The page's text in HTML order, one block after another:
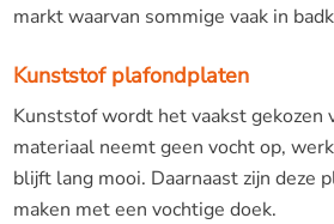
markt waarvan sommige vaak in
Kunststof plafondplaten
Kunststof wordt het vaakst gekozen
materiaal neemt geen vocht op,
blijft lang mooi. Daarnaast zijn deze
maken met een vochtige doek.